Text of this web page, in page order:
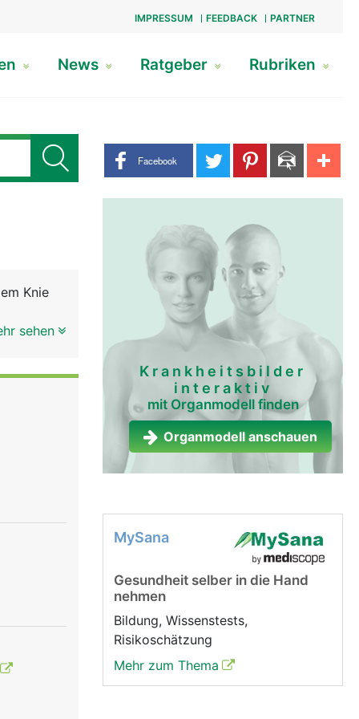
IMPRESSUM FEEDBACK PARTNER
News Ratgeber Rubriken
Share buttons
Facebook
Knie
bei
sehen
Krankheitsbilder
interaktiv
mit Organmodell finden
Organmodell anschauen
MySana
Gesundheit selber in die Hand
nehmen
Bildung, Wissenstests,
Risikoschätzung
Mehr zum Thema